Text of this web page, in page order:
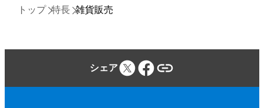
シェア